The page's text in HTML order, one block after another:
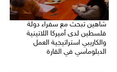
شاهين تبحث مع سفراء دولة
فلسطين لدى أميركا اللاتينية
والكاريبي استراتيجية العمل
الدبلوماسي في القارة